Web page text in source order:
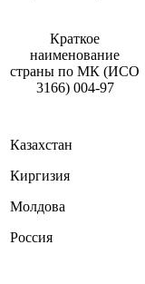
Краткое
наименование
страны по МК (ИСО
3166) 004-97
Казахстан
Киргизия
Молдова
Россия